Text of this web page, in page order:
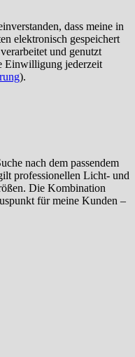
dass meine in
elektronisch gespeichert
und genutzt
Einwilligung jederzeit
).
nach dem passendem
professionellen Licht- und
Die Kombination
für meine Kunden –